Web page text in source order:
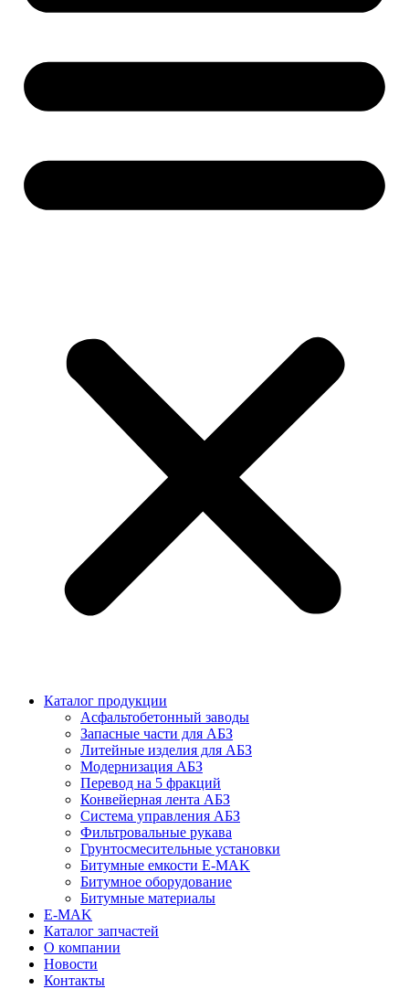
Каталог продукции
Асфальтобетонный заводы
Запасные части для АБЗ
Литейные изделия для АБЗ
Модернизация АБЗ
Перевод на 5 фракций
Конвейерная лента АБЗ
Система управления АБЗ
Фильтровальные рукава
Грунтосмесительные установки
Битумные емкости E-MAK
Битумное оборудование
Битумные материалы
E-MAK
Каталог запчастей
О компании
Новости
Контакты